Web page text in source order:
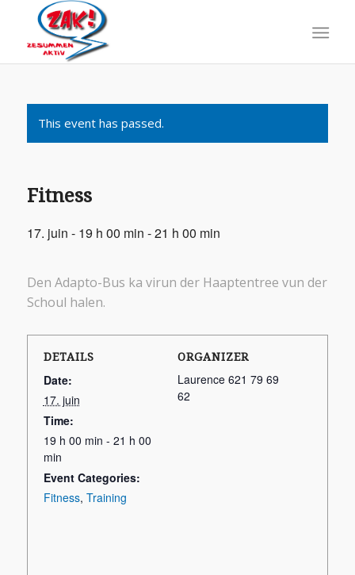
This event has passed.
Fitness
17. juin - 19 h 00 min -21 h 00 min
Den Adapto-Bus ka virun der Haaptentree vun der
Schoul halen.
DETAILS
Date:
17. juin
Time:
19 h 00 min - 21 h 00
min
Event Categories:
Fitness, Training
ORGANIZER
Laurence 621 79 69
62